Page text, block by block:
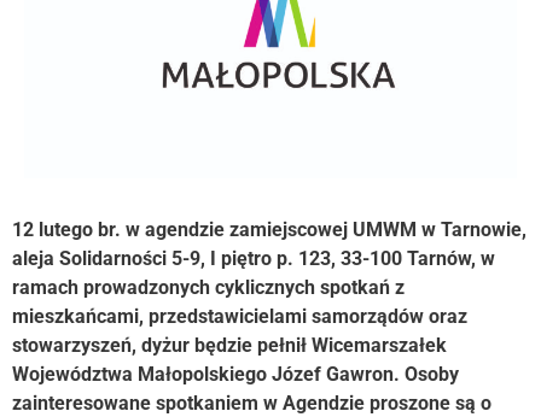
12 lutego br. w agendzie zamiejscowej UMWM w Tarnowie,
aleja Solidarności 5-9, I piętro p. 123, 33-100 Tarnów, w
ramach prowadzonych cyklicznych spotkań z
mieszkańcami, przedstawicielami samorządów oraz
stowarzyszeń, dyżur będzie pełnił Wicemarszałek
Województwa Małopolskiego Józef Gawron. Osoby
zainteresowane spotkaniem w Agendzie proszone są o